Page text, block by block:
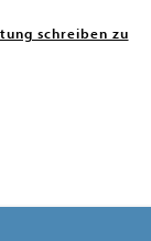
schreiben zu